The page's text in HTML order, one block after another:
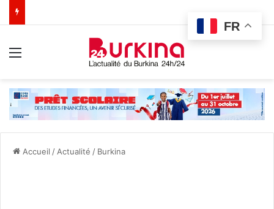
Accueil / Actualité / Burkina
FR